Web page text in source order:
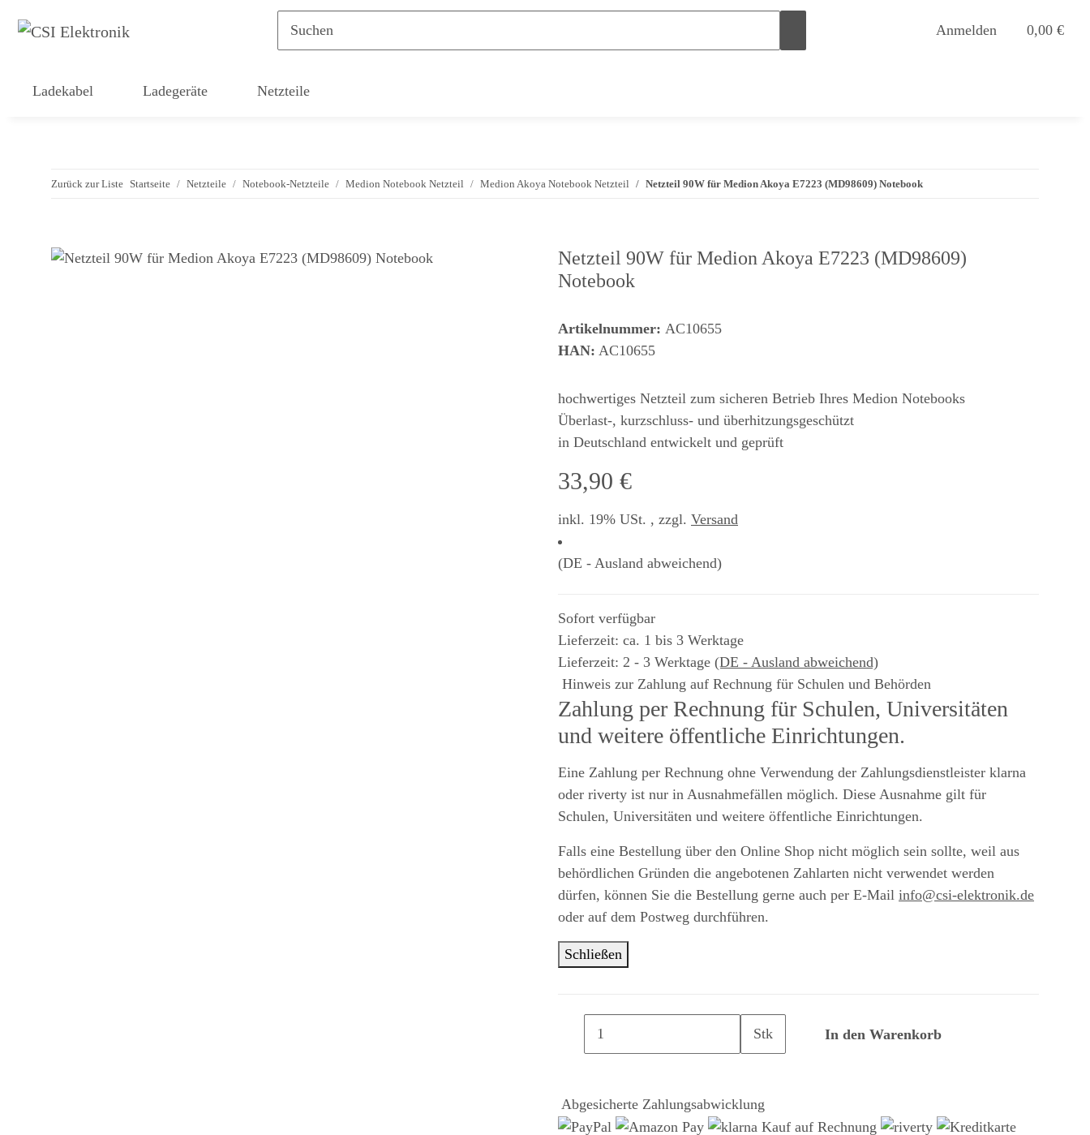
Anmelden 0,00 €
Ladekabel Ladegeräte Netzteile
Zurück zur Liste Startseite Netzteile Notebook-Netzteile Medion Notebook Netzteil Medion Akoya Notebook Netzteil Netzteil 90W für Medion Akoya E7223 (MD98609) Notebook
Netzteil 90W für Medion Akoya E7223 (MD98609)
Notebook
Artikelnummer: AC10655
HAN: AC10655
hochwertiges Netzteil zum sicheren Betrieb Ihres Medion Notebooks
Überlast-, kurzschluss- und überhitzungsgeschützt
in Deutschland entwickelt und geprüft
33,90 €
inkl. 19% USt. , zzgl. Versand
(DE - Ausland abweichend)
Sofort verfügbar
Lieferzeit: ca. 1 bis 3 Werktage
Lieferzeit: 2 - 3 Werktage (DE - Ausland abweichend)
Hinweis zur Zahlung auf Rechnung für Schulen und Behörden
Zahlung per Rechnung für Schulen, Universitäten
und weitere öffentliche Einrichtungen.
Eine Zahlung per Rechnung ohne Verwendung der Zahlungsdienstleister klarna
oder riverty ist nur in Ausnahmefällen möglich. Diese Ausnahme gilt für
Schulen, Universitäten und weitere öffentliche Einrichtungen.
Falls eine Bestellung über den Online Shop nicht möglich sein sollte, weil aus
behördlichen Gründen die angebotenen Zahlarten nicht verwendet werden
dürfen, können Sie die Bestellung gerne auch per E-Mail info@csi-elektronik.de
oder auf dem Postweg durchführen.
Schließen
Stk In den Warenkorb
Abgesicherte Zahlungsabwicklung